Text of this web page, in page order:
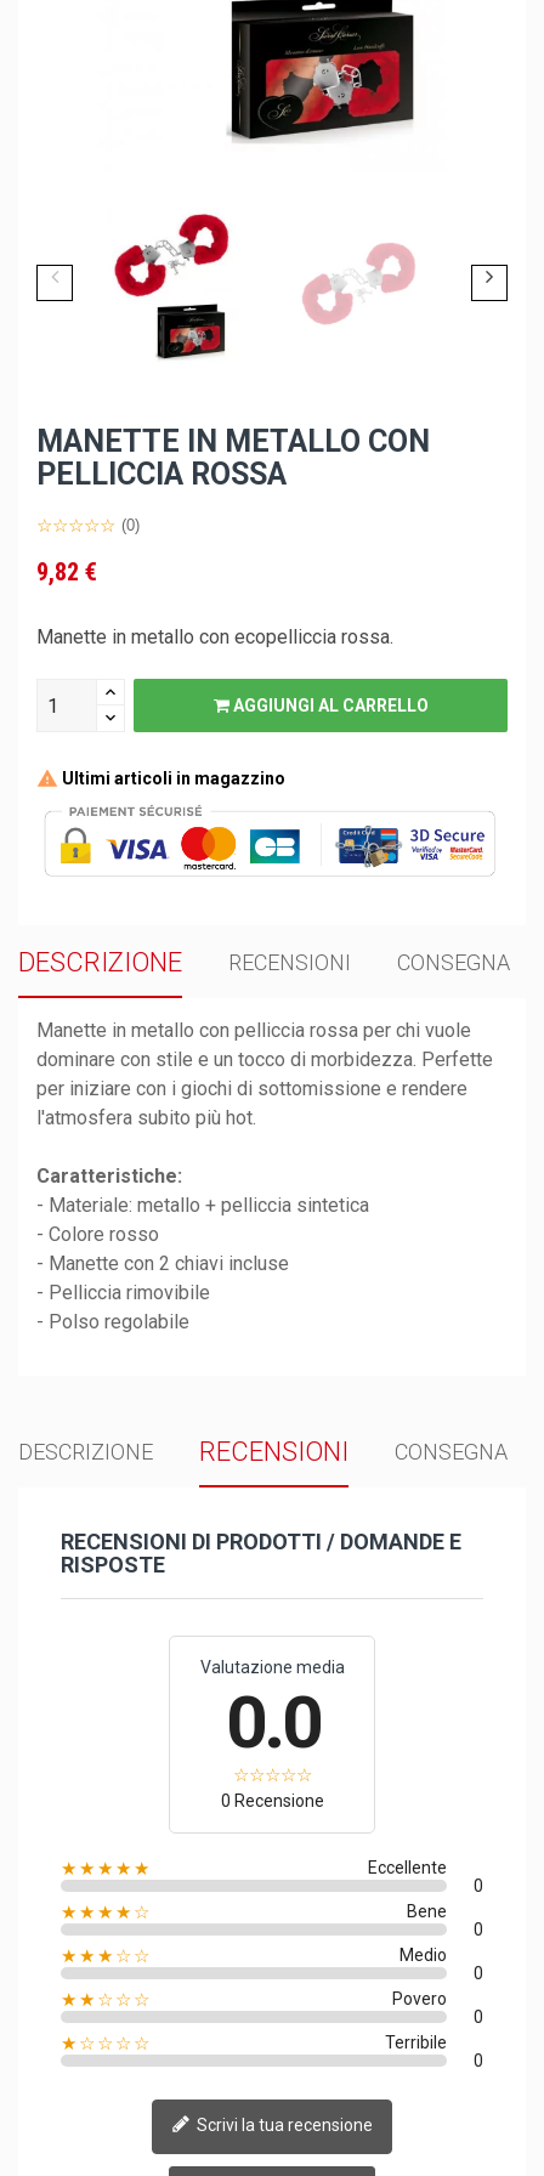
MANETTE IN METALLO CON
PELLICCIA ROSSA
(0)
9,82 €
Manette in metallo con ecopelliccia rossa.
AGGIUNGI AL CARRELLO
Ultimi articoli in magazzino
DESCRIZIONE RECENSIONI CONSEGNA
Manette in metallo con pelliccia rossa per chi vuole
dominare con stile e un tocco di morbidezza. Perfette
per iniziare con i giochi di sottomissione e rendere
l'atmosfera subito più hot.
Caratteristiche:
- Materiale: metallo + pelliccia sintetica
- Colore rosso
- Manette con 2 chiavi incluse
- Pelliccia rimovibile
- Polso regolabile
DESCRIZIONE RECENSIONI CONSEGNA
RECENSIONI DI PRODOTTI / DOMANDE E
RISPOSTE
Valutazione media
0.0
0 Recensione
★★★★★
Eccellente
0
★★★★☆
Bene
0
★★★☆☆
Medio
0
★★☆☆☆
Povero
0
★☆☆☆☆
Terribile
0
Scrivi la tua recensione